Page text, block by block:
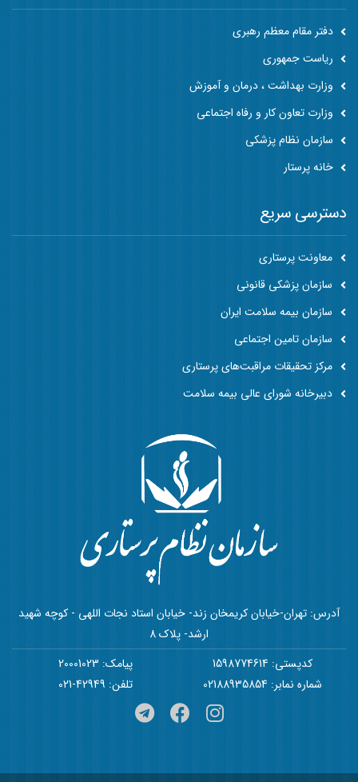
دفتر مقام معظم رهبری
ریاست جمهوری
وزارت بهداشت ، درمان و آموزش
وزارت تعاون کار و رفاه اجتماعی
سازمان نظام پزشکی
خانه پرستار
آدرس: تهران-خیابان کریمخان زند- خیابان استاد نجات اللهی - کوچه شهید
ارشد- پلاک 8
کدپستی: 1598774614
پیامک: 20001023
شماره نمابر: 02188935854
تلفن: 42949-021
دسترسی سریع
معاونت پرستاری
سازمان پزشکی قانونی
سازمان بیمه سلامت ایران
سازمان تامین اجتماعی
مرکز تحقیقات مراقبت‌های پرستاری
دبیرخانه شورای عالی بیمه سلامت